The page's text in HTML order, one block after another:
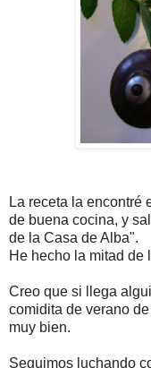
La receta la encontré
de buena cocina, y
de la Casa de Alba".
He hecho la mitad de
Creo que si llega
comidita de verano
muy bien.
Seguimos luchando